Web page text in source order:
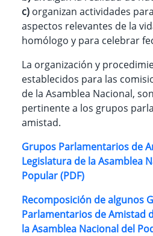
c) organizan actividades
aspectos relevantes de la
homólogo y para celebrar
La organización y
establecidos para las
de la Asamblea Nacional,
pertinente a los grupos
amistad.
Grupos Parlamentarios de
Legislatura de la Asamblea
Popular (PDF)
Recomposición de algunos
Parlamentarios de Amistad
la Asamblea Nacional del